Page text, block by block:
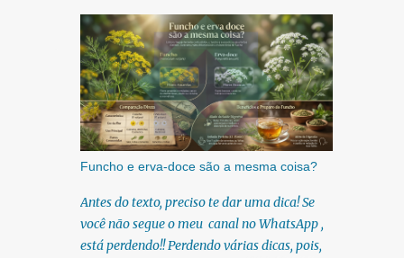
Funcho e erva-doce são a mesma coisa?
Antes do texto, preciso te dar uma dica! Se
você não segue o meu canal no WhatsApp ,
está perdendo!! Perdendo várias dicas, pois,